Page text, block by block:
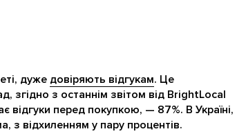
дуже довіряють відгукам. Це
згідно з останнім звітом від BrightLocal
відгуки перед покупкою, — 87%. В Україні,
з відхиленням у пару процентів.